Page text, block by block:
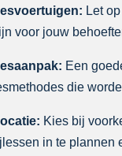
Let
voor jouw
Een
die
Kies bij
in te plannen